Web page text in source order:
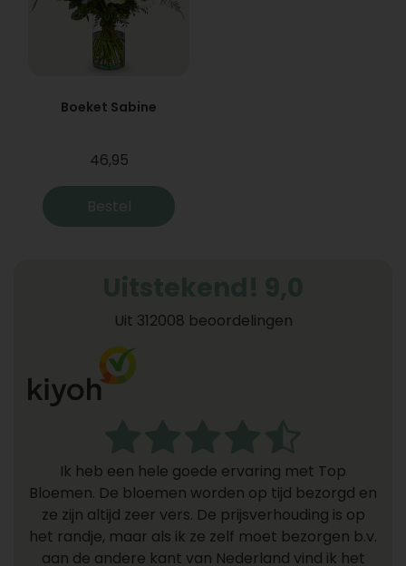
Boeket Sabine
46,95
Bestel
Uit 312008 beoordelingen
Ik heb een hele goede ervaring met Top
Bloemen. De bloemen worden op tijd bezorgd en
ze zijn altijd zeer vers. De prijsverhouding is op
het randje, maar als ik ze zelf moet bezorgen b.v.
aan de andere kant van Nederland vind ik het